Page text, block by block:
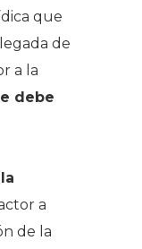
que
de
a la
debe
a
de la